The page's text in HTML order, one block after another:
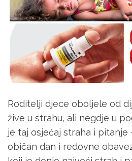
Roditelji djece oboljele od
žive u strahu, ali negdje u
je taj osjećaj straha i pitanje
običan dan i redovne